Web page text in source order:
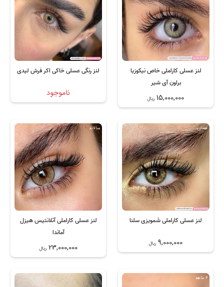
لنز عسلی کاراملی خاص نیکوزیا
براون آی شیر
15,000,000 ریال
لنز رنگی عسلی خاکی اکر فرش لیدی
ناموجود
لنز عسلی کاراملی شَمویزی سلنا
9,000,000 ریال
فصلی
لنز عسلی کاراملی آتلانتیس هیزل
آماندا
23,000,000 ریال
سالانه
6 ماهه